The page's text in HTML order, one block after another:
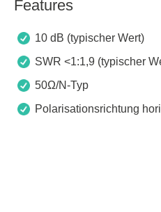
Features
10 dB (typischer Wert)
SWR <1:1,9 (typischer
50Ω/N-Typ
Polarisationsrichtung